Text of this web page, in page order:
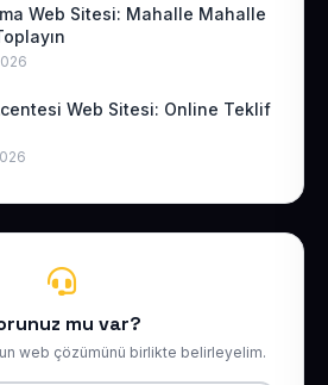
Web Sitesi: Mahalle Mahalle
Web Sitesi: Online Teklif
mu var?
web çözümünü birlikte belirleyelim.